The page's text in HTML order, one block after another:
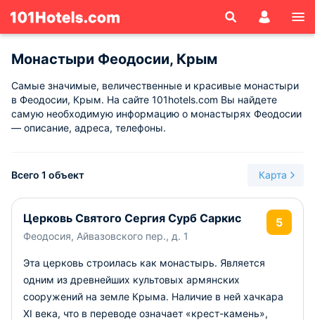
Монастыри Феодосии, Крым
Самые значимые, величественные и красивые монастыри
в Феодосии, Крым. На сайте 101hotels.com Вы найдете
самую необходимую информацию о монастырях Феодосии
— описание, адреса, телефоны.
Всего 1 объект Карта
Церковь Святого Сергия Сурб Саркис
Феодосия, Айвазовского пер., д. 1
5
Эта церковь строилась как монастырь. Является
одним из древнейших культовых армянских
сооружений на земле Крыма. Наличие в ней хачкара
XI века, что в переводе означает «крест-камень»,